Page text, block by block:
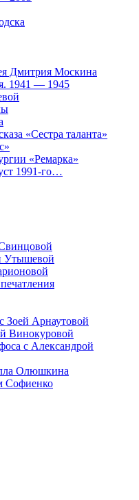
Дмитрия Москина
1941 — 1945
«Сестра таланта»
«Ремарка»
1991-го…
Утышевой
Зоей Арнаутовой
Винокуровой
с Александрой
Олюшкина
Софиенко